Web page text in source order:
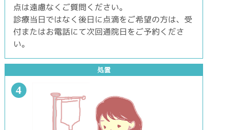
点は遠慮なくご質問ください。
診療当日ではなく後日に点滴をご希望の方は、受
付またはお電話にて次回通院日をご予約くださ
い。
処置
4